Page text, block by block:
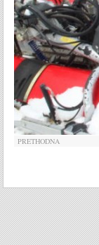
PRETHODNA